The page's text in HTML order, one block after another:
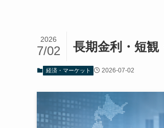
長期金利・短
2026
7/02
経済・マーケット 2026-07-02